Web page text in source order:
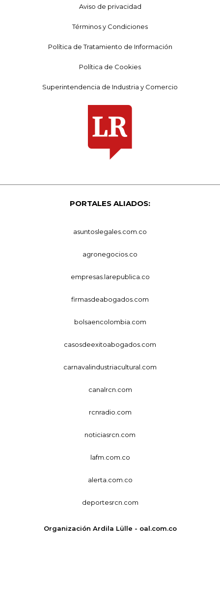
Aviso de privacidad
Términos y Condiciones
Política de Tratamiento de Información
Política de Cookies
Superintendencia de Industria y Comercio
PORTALES ALIADOS:
asuntoslegales.com.co
agronegocios.co
empresas.larepublica.co
firmasdeabogados.com
bolsaencolombia.com
casosdeexitoabogados.com
carnavalindustriacultural.com
canalrcn.com
rcnradio.com
noticiasrcn.com
lafm.com.co
alerta.com.co
deportesrcn.com
Organización Ardila Lülle - oal.com.co